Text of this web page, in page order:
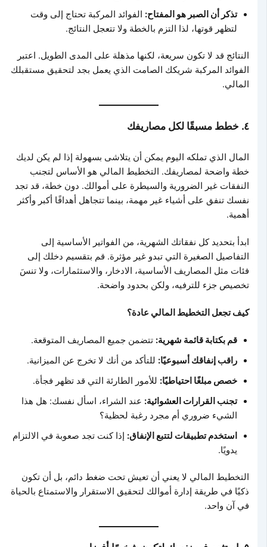
تذكر أن الصبر هو المفتاح:الفوائد المركبة تحتاج إلى وقت
لتظهر قوتها، لذا التزم بالخطة ولا تتعجل النتائج.
النتائج قد لا تكون سريعة، لكنها مذهلة على المدى الطويل. اعتبر
الفوائد المركبة شريكك الصامت الذي يعمل بجد لتحقيق مستقبلك
المالي.
٤. خطط مسبقًا لكل مصاريفك
المال الذي تملكه اليوم يمكن أن يتلاشى بسهولة إذا لم يكن لديك
خطة واضحة لمصاريفك. التخطيط المالي هو الأساس لتجنب
النفقات غير الضرورية والسيطرة على أموالك. دون خطة، قد تجد
نفسك تنفق على أشياء غير مهمة، بينما تتجاهل أهدافًا أكبر وأكثر
أهمية.
ابدأ بتحديد كل نفقاتك الشهرية، من الفواتير الأساسية إلى
التفاصيل الصغيرة التي تبدو غير مؤثرة. قم بتقسيم دخلك إلى
فئات مثل المصاريف الأساسية، الادخار، والاستثمارات، ولا تنسَ
تخصيص جزء للترفيه، ولكن بحدود واضحة.
كيف تجعل التخطيط المالي عادة؟
قم بكتابة قائمة شهرية:تتضمن جميع المصاريف المتوقعة.
راقب إنفاقك أسبوعيًا:للتأكد من أنك لا تخرج عن الميزانية.
خصص مبلغًا احتياطيًا:للأمور الطارئة التي قد تظهر فجأة.
تجنب القرارات العشوائية:عند الشراء، اسأل نفسك: هل هذا
الشيء ضروري أم مجرد رغبة لحظية؟
استخدم تطبيقات لتتبع الإنفاق:إذا كنت تجد صعوبة في الالتزام
يدويًا.
التخطيط المالي لا يعني أن تعيش تحت ضغط دائم، بل أن تكون
ذكيًا في طريقة إدارة أموالك لتحقيق الاستقرار والاستمتاع بالحياة
في آن واحد.